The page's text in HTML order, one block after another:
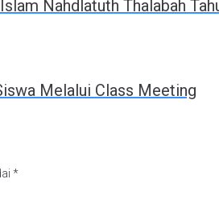
Nahdlatuth Thalabah
Melalui Class Meeting
*